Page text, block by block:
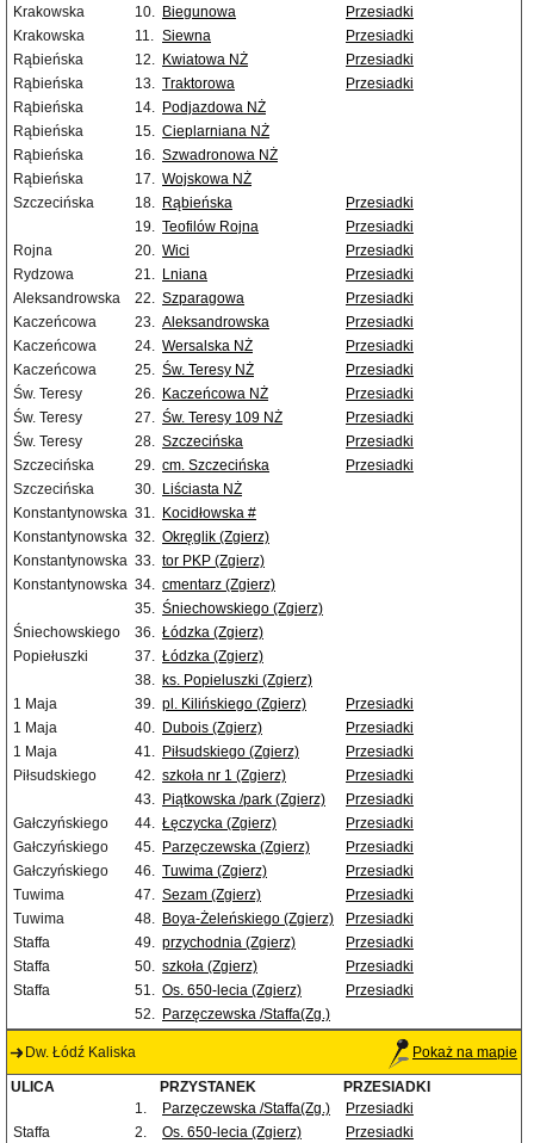
Krakowska
10. Biegunowa
Przesiadki
Krakowska
11. Siewna
Przesiadki
Rąbieńska
12. Kwiatowa NŻ
Przesiadki
Rąbieńska
13. Traktorowa
Przesiadki
Rąbieńska
14. Podjazdowa NŻ
Rąbieńska
15. Cieplarniana NŻ
Rąbieńska
16. Szwadronowa NŻ
Rąbieńska
17. Wojskowa NŻ
Szczecińska
18. Rąbieńska
Przesiadki
19. Teofilów Rojna
Przesiadki
Rojna
20. Wici
Przesiadki
Rydzowa
21. Lniana
Przesiadki
Aleksandrowska
22. Szparagowa
Przesiadki
Kaczeńcowa
23. Aleksandrowska
Przesiadki
Kaczeńcowa
24. Wersalska NŻ
Przesiadki
Kaczeńcowa
25. Św. Teresy NŻ
Przesiadki
Św. Teresy
26. Kaczeńcowa NŻ
Przesiadki
Św. Teresy
27. Św. Teresy 109 NŻ
Przesiadki
Św. Teresy
28. Szczecińska
Przesiadki
Szczecińska
29. cm. Szczecińska
Przesiadki
Szczecińska
30. Liściasta NŻ
Konstantynowska 31. Kocidłowska #
Konstantynowska 32. Okręglik (Zgierz)
Konstantynowska 33. tor PKP (Zgierz)
Konstantynowska 34. cmentarz (Zgierz)
35. Śniechowskiego (Zgierz)
Śniechowskiego
36. Łódzka (Zgierz)
Popiełuszki
37. Łódzka (Zgierz)
38. ks. Popieluszki (Zgierz)
1 Maja
39. pl. Kilińskiego (Zgierz)
Przesiadki
1 Maja
40. Dubois (Zgierz)
Przesiadki
1 Maja
41. Piłsudskiego (Zgierz)
Przesiadki
Piłsudskiego
42. szkoła nr 1 (Zgierz)
Przesiadki
43. Piątkowska /park (Zgierz)
Przesiadki
Gałczyńskiego
44. Łęczycka (Zgierz)
Przesiadki
Gałczyńskiego
45. Parzęczewska (Zgierz)
Przesiadki
Gałczyńskiego
46. Tuwima (Zgierz)
Przesiadki
Tuwima
47. Sezam (Zgierz)
Przesiadki
Tuwima
48. Boya-Żeleńskiego (Zgierz)
Przesiadki
Staffa
49. przychodnia (Zgierz)
Przesiadki
Staffa
50. szkoła (Zgierz)
Przesiadki
Staffa
51. Os. 650-lecia (Zgierz)
Przesiadki
52. Parzęczewska /Staffa(Zg.)
Dw. Łódź Kaliska Pokaż na mapie
ULICA PRZYSTANEK
PRZESIADKI
1.
Parzęczewska /Staffa(Zg.)
Przesiadki
Staffa
2. Os. 650-lecia (Zgierz)
Przesiadki